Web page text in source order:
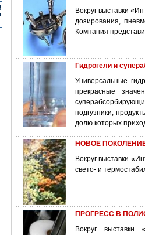
Вокруг выставки
дозирования,
Компания
Гидрогели и
Универсальные
прекрасные
подгузники,
долю которых
НОВОЕ
Вокруг выставки
свето- и
ПРОГРЕСС В
Вокруг выставки